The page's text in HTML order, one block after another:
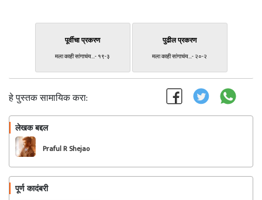
पूर्वीचा प्रकरण
मला काही सांगाचंय...- १९-३
पुढील प्रकरण
मला काही सांगाचंय...- २०-२
हे पुस्तक सामायिक करा:
लेखक बद्दल
Praful R Shejao
पूर्ण कादंबरी